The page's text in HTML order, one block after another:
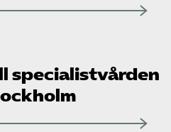
specialistvården